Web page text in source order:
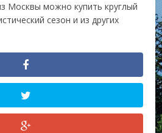
Москвы можно купить круглый
сезон и из других